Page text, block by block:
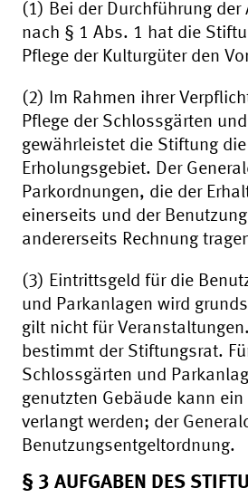
(1) Bei der Durchführung
nach § 1 Abs. 1 hat die
Pflege der Kulturgüter den
(2) Im Rahmen ihrer
Pflege der Schlossgärten
gewährleistet die Stiftung
Erholungsgebiet. Der
Parkordnungen, die der
einerseits und der
andererseits Rechnung
(3) Eintrittsgeld für die
und Parkanlagen wird
gilt nicht für
bestimmt der Stiftungsrat.
Schlossgärten und
genutzten Gebäude kann
verlangt werden; der
Benutzungsentgeltordnung.
§ 3 AUFGABEN DES